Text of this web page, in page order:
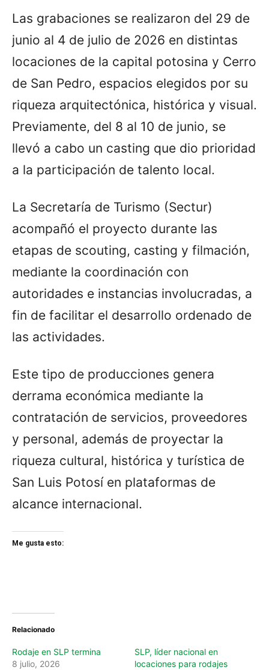
Las grabaciones se realizaron del 29 de
junio al 4 de julio de 2026 en distintas
locaciones de la capital potosina y Cerro
de San Pedro, espacios elegidos por su
riqueza arquitectónica, histórica y visual.
Previamente, del 8 al 10 de junio, se
llevó a cabo un casting que dio prioridad
a la participación de talento local.
La Secretaría de Turismo (Sectur)
acompañó el proyecto durante las
etapas de scouting, casting y filmación,
mediante la coordinación con
autoridades e instancias involucradas, a
fin de facilitar el desarrollo ordenado de
las actividades.
Este tipo de producciones genera
derrama económica mediante la
contratación de servicios, proveedores
y personal, además de proyectar la
riqueza cultural, histórica y turística de
San Luis Potosí en plataformas de
alcance internacional.
Me gusta esto:
Relacionado
Rodaje en SLP termina
8 julio, 2026
SLP, líder nacional en
locaciones para rodajes